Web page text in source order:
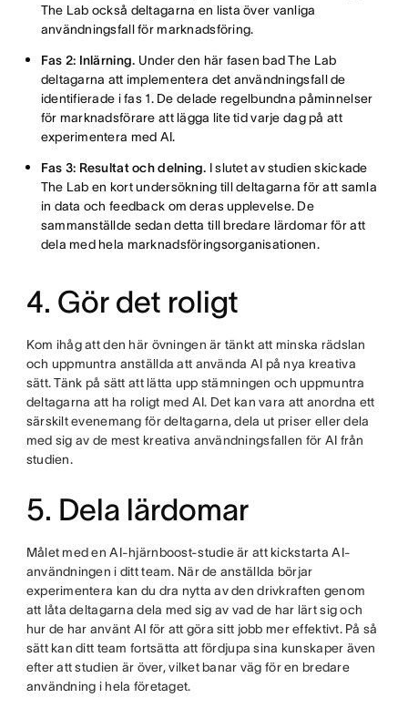
The Lab också deltagarna en lista över vanliga
användningsfall för marknadsföring.
Fas 2: Inlärning. Under den här fasen bad The Lab
deltagarna att implementera det användningsfall de
identifierade i fas 1. De delade regelbundna påminnelser
för marknadsförare att lägga lite tid varje dag på att
experimentera med AI.
Fas 3: Resultat och delning. I slutet av studien skickade
The Lab en kort undersökning till deltagarna för att samla
in data och feedback om deras upplevelse. De
sammanställde sedan detta till bredare lärdomar för att
dela med hela marknadsföringsorganisationen.
4. Gör det roligt
Kom ihåg att den här övningen är tänkt att minska rädslan
och uppmuntra anställda att använda AI på nya kreativa
sätt. Tänk på sätt att lätta upp stämningen och uppmuntra
deltagarna att ha roligt med AI. Det kan vara att anordna ett
särskilt evenemang för deltagarna, dela ut priser eller dela
med sig av de mest kreativa användningsfallen för AI från
studien.
5. Dela lärdomar
Målet med en AI-hjärnboost-studie är att kickstarta AI-
användningen i ditt team. När de anställda börjar
experimentera kan du dra nytta av den drivkraften genom
att låta deltagarna dela med sig av vad de har lärt sig och
hur de har använt AI för att göra sitt jobb mer effektivt. På så
sätt kan ditt team fortsätta att fördjupa sina kunskaper även
efter att studien är över, vilket banar väg för en bredare
användning i hela företaget.